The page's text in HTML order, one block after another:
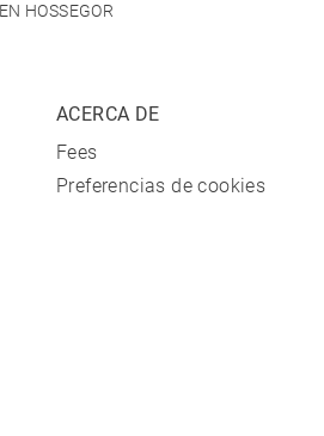
EN HOSSEGOR
ACERCA DE
Fees
Preferencias de cookies